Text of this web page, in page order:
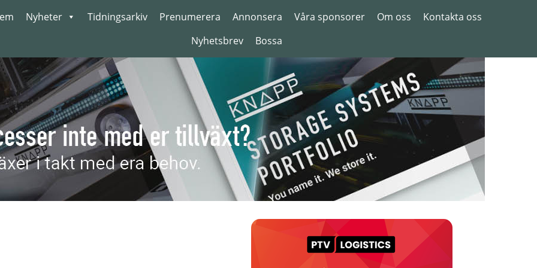
Nyheter Tidningsarkiv Prenumerera Annonsera Våra sponsorer Om oss
Kontakta oss
Nyhetsbrev
Bossa